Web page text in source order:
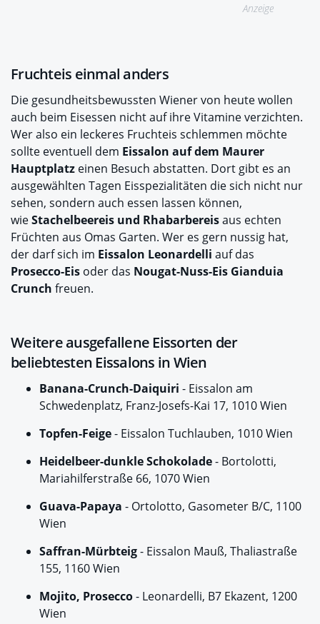
Anzeige
Fruchteis einmal anders
Die gesundheitsbewussten Wiener von heute wollen
auch beim Eisessen nicht auf ihre Vitamine verzichten.
Wer also ein leckeres Fruchteis schlemmen möchte
sollte eventuell dem Eissalon auf dem Maurer
Hauptplatz einen Besuch abstatten. Dort gibt es an
ausgewählten Tagen Eisspezialitäten die sich nicht nur
sehen, sondern auch essen lassen können,
wieStachelbeereis und Rhabarbereisaus echten
Früchten aus Omas Garten. Wer es gern nussig hat,
der darf sich im Eissalon Leonardelli auf das
Prosecco-Eis oder das Nougat-Nuss-Eis Gianduia
Crunch freuen.
Weitere ausgefallene Eissorten der
beliebtesten Eissalons in Wien
Banana-Crunch-Daiquiri - Eissalon am
Schwedenplatz, Franz-Josefs-Kai 17, 1010 Wien
Topfen-Feige- Eissalon Tuchlauben, 1010 Wien
Heidelbeer-dunkle Schokolade- Bortolotti,
Mariahilferstraße 66, 1070 Wien
Guava-Papaya - Ortolotto, Gasometer B/C, 1100
Wien
Saffran-Mürbteig- Eissalon Mauß, Thaliastraße
155, 1160 Wien
Mojito, Prosecco- Leonardelli, B7 Ekazent, 1200
Wien